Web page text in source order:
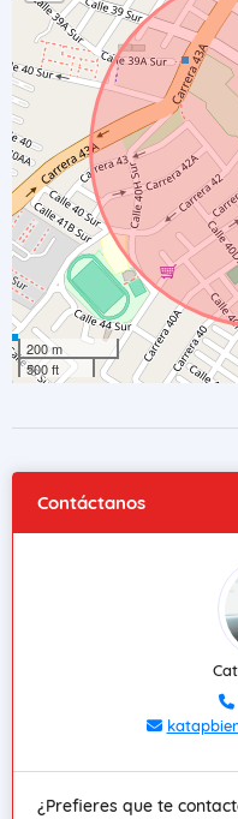
200 m
500 ft
Contáctanos
¿Prefieres que te